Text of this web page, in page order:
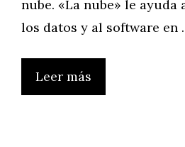
nube. «La nube» le ayuda
los datos y al software en
Leer más